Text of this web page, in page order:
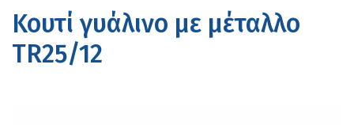
Κουτί γυάλινο με μέταλλο
TR25/12